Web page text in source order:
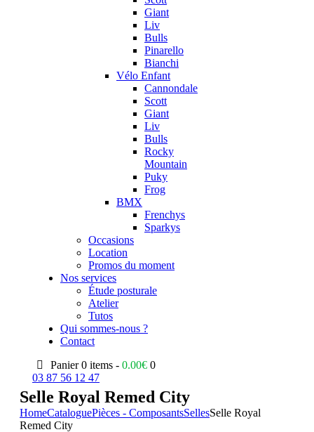
Giant
Liv
Bulls
Pinarello
Bianchi
Vélo Enfant
Cannondale
Scott
Giant
Liv
Bulls
Rocky
Mountain
Puky
Frog
BMX
Frenchys
Sparkys
Occasions
Location
Promos du moment
Nos services
Étude posturale
Atelier
Tutos
Qui sommes-nous ?
Contact
Panier 0 items -0.00€ 0
03 87 56 12 47
Selle Royal Remed City
HomeCataloguePièces - ComposantsSellesSelle Royal
Remed City